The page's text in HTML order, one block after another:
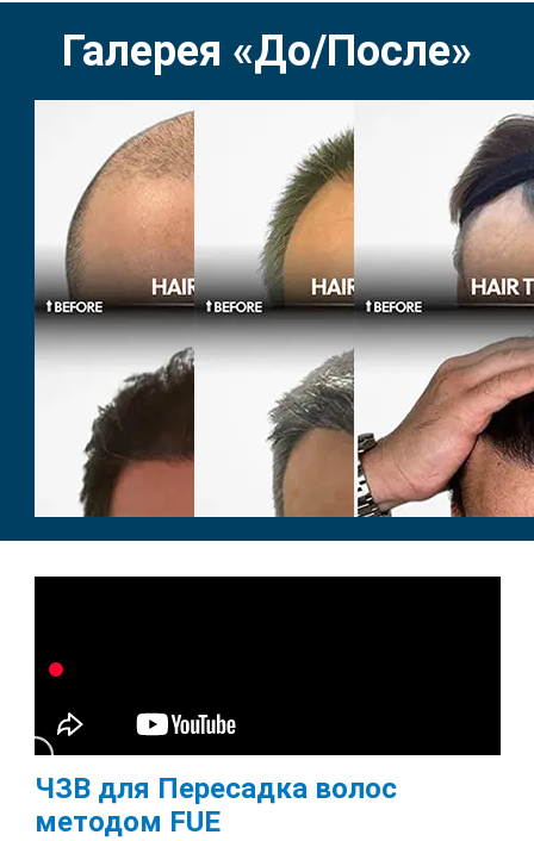
Галерея «До/После»
ЧЗВ для Пересадка волос
методом FUE